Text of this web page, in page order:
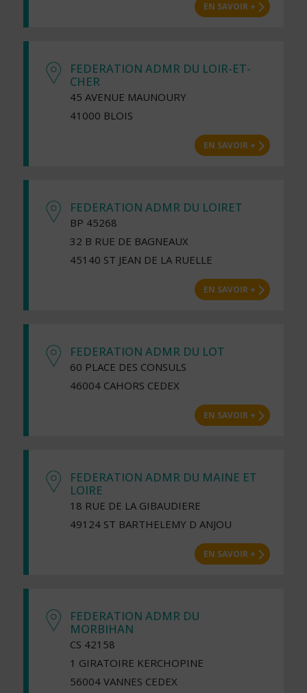
EN SAVOIR +
FEDERATION ADMR DU LOIR-ET-
CHER
45 AVENUE MAUNOURY
41000 BLOIS
EN SAVOIR +
FEDERATION ADMR DU LOIRET
BP 45268
32 B RUE DE BAGNEAUX
45140 ST JEAN DE LA RUELLE
EN SAVOIR +
FEDERATION ADMR DU LOT
60 PLACE DES CONSULS
46004 CAHORS CEDEX
EN SAVOIR +
FEDERATION ADMR DU MAINE ET
LOIRE
18 RUE DE LA GIBAUDIERE
49124 ST BARTHELEMY D ANJOU
EN SAVOIR +
FEDERATION ADMR DU
MORBIHAN
CS 42158
1 GIRATOIRE KERCHOPINE
56004 VANNES CEDEX